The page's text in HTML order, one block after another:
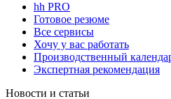
hh PRO
Готовое резюме
Все сервисы
Хочу у вас работать
Производственный
Экспертная рекомендация
Новости и статьи